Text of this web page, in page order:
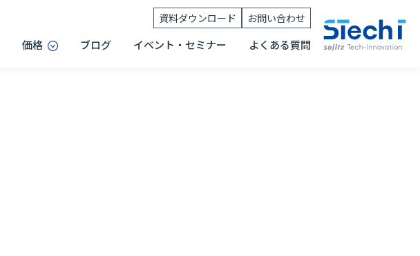
資料ダウンロード お問い合わせ
価格 ブログ イベント・セミナー よくある質問